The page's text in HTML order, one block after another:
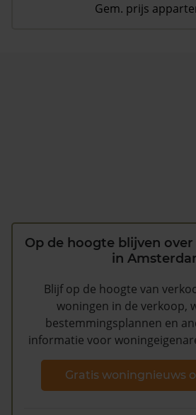
Gem. prijs
Op de hoogte blijven
in
Blijf op de hoogte van
woningen in de verkoop,
bestemmingsplannen en
informatie voor
Gratis woningnieuws